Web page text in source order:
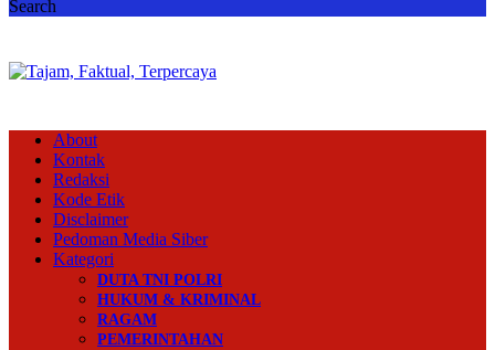
Search
About
Kontak
Redaksi
Kode Etik
Disclaimer
Pedoman Media Siber
Kategori
DUTA TNI POLRI
HUKUM & KRIMINAL
RAGAM
PEMERINTAHAN